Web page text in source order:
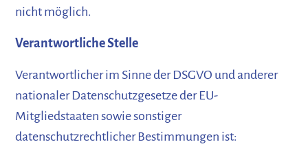
nicht möglich.
Verantwortliche Stelle
Verantwortlicher im Sinne der DSGVO und anderer
nationaler Datenschutzgesetze der EU-
Mitgliedstaaten sowie sonstiger
datenschutzrechtlicher Bestimmungen ist: